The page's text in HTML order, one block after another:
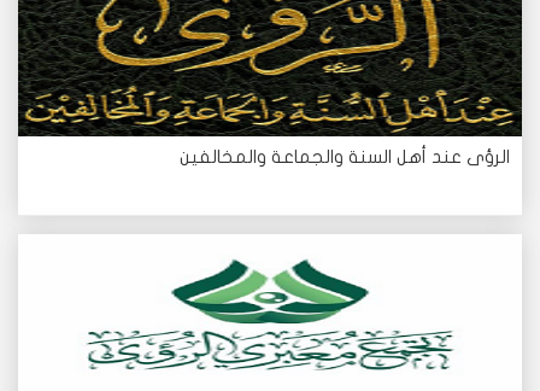
الرؤى عند أهل السنة والجماعة والمخالفين